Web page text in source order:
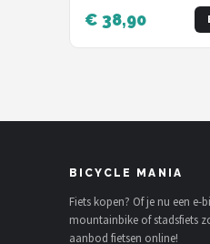
€ 38,90
BICYCLE MANIA
Fiets kopen? Of je nu een e-
mountainbike of stadsfiets
aanbod fietsen online!